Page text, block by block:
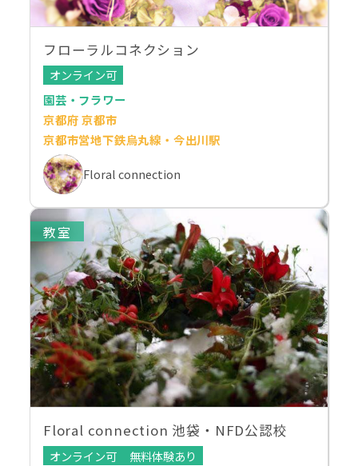
フローラルコネクション
オンライン可
園芸・フラワー
京都府 京都市
京都市営地下鉄烏丸線・今出川駅
Floral connection
教室
Floral connection 池袋・NFD公認校
オンライン可
無料体験あり